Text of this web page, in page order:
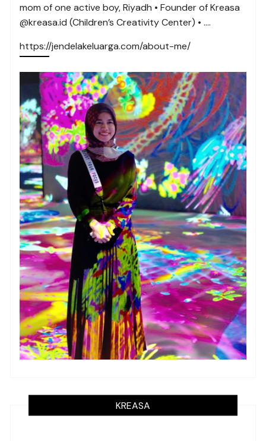
mom of one active boy, Riyadh • Founder of Kreasa
@kreasa.id (Children’s Creativity Center) • ….
https://jendelakeluarga.com/about-me/
KREASA